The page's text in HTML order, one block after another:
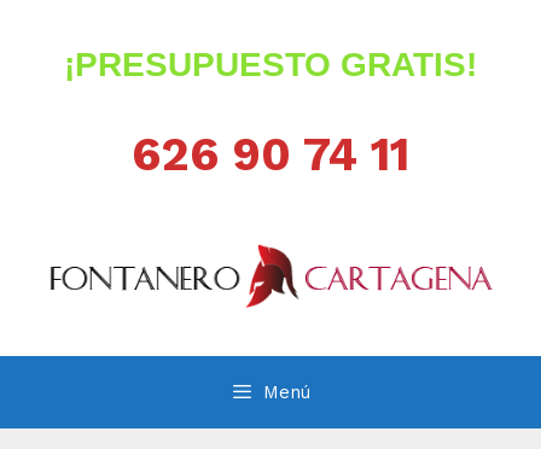
contenido¡PRESUPUESTO GRATIS!
626 90 74 11
Menú